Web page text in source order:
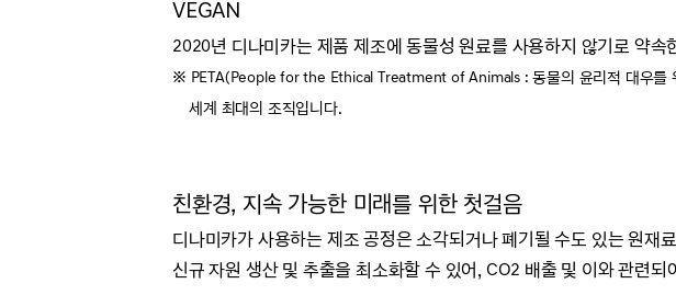
VEGAN
2020년 디나미카는 제품 제조에 동물성 원료를 사용하지 않기로 약
※ PETA(People for the Ethical Treatment of Animals : 동물의 윤리적 대우를
세계 최대의 조직입니다.
친환경, 지속 가능한 미래를 위한 첫걸음
디나미카가 사용하는 제조 공정은 소각되거나 폐기될 수도 있는 원재
신규 자원 생산 및 추출을 최소화할 수 있어, CO2 배출 및 이와 관련